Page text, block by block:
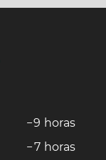
−9 horas
−7 horas